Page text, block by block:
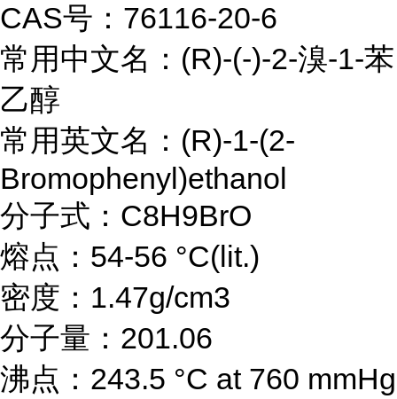
CAS号：76116-20-6
常用中文名：(R)-(-)-2-溴-1-苯
乙醇
常用英文名：(R)-1-(2-
Bromophenyl)ethanol
分子式：C8H9BrO
熔点：54-56 °C(lit.)
密度：1.47g/cm3
分子量：201.06
沸点：243.5 °C at 760 mmHg